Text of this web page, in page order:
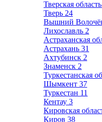
Тверская область
Тверь 24
Вышний
Лихославль 2
Астраханская
Астрахань 31
Ахтубинск 2
Знаменск 2
Туркестанская
Шымкент 37
Туркестан 11
Кентау 3
Кировская
Киров 38